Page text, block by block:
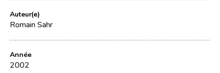
Auteur(e)
Romain Sahr
Année
2002